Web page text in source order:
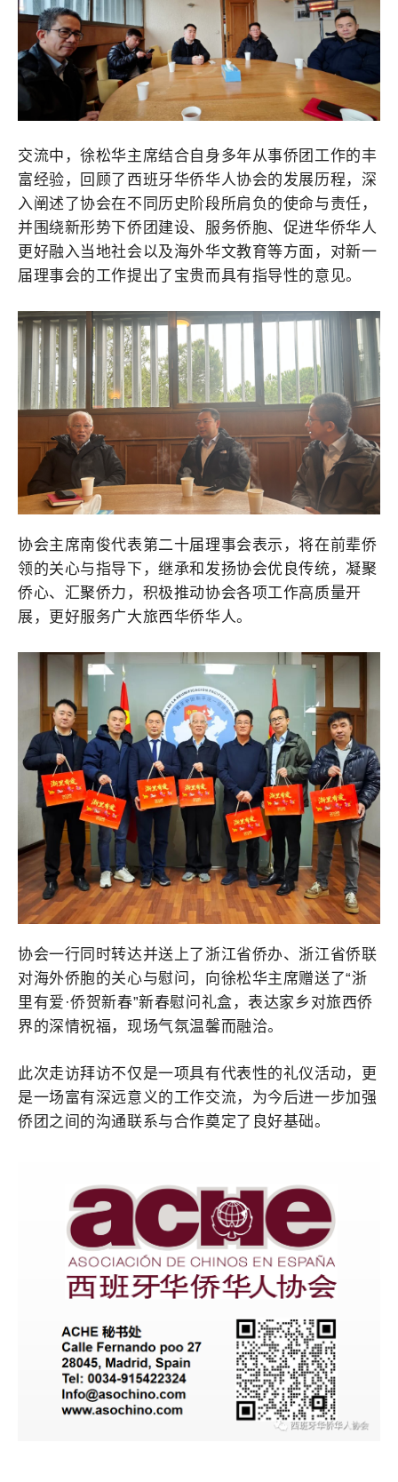
交流中，徐松华主席结合自身多年从事侨团工作的丰
富经验，回顾了西班牙华侨华人协会的发展历程，深
入阐述了协会在不同历史阶段所肩负的使命与责任，
并围绕新形势下侨团建设、服务侨胞、促进华侨华人
更好融入当地社会以及海外华文教育等方面，对新一
届理事会的工作提出了宝贵而具有指导性的意见。
协会主席南俊代表第二十届理事会表示，将在前辈侨
领的关心与指导下，继承和发扬协会优良传统，凝聚
侨心、汇聚侨力，积极推动协会各项工作高质量开
展，更好服务广大旅西华侨华人。
协会一行同时转达并送上了浙江省侨办、浙江省侨联
对海外侨胞的关心与慰问，向徐松华主席赠送了“浙
里有爱·侨贺新春”新春慰问礼盒，表达家乡对旅西侨
界的深情祝福，现场气氛温馨而融洽。
此次走访拜访不仅是一项具有代表性的礼仪活动，更
是一场富有深远意义的工作交流，为今后进一步加强
侨团之间的沟通联系与合作奠定了良好基础。